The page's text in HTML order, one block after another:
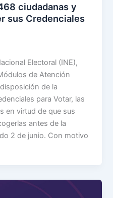
ciudadanas y
sus Credenciales
Electoral (INE),
de Atención
de la
para Votar, las
en virtud de que sus
antes de la
2 de junio. Con motivo